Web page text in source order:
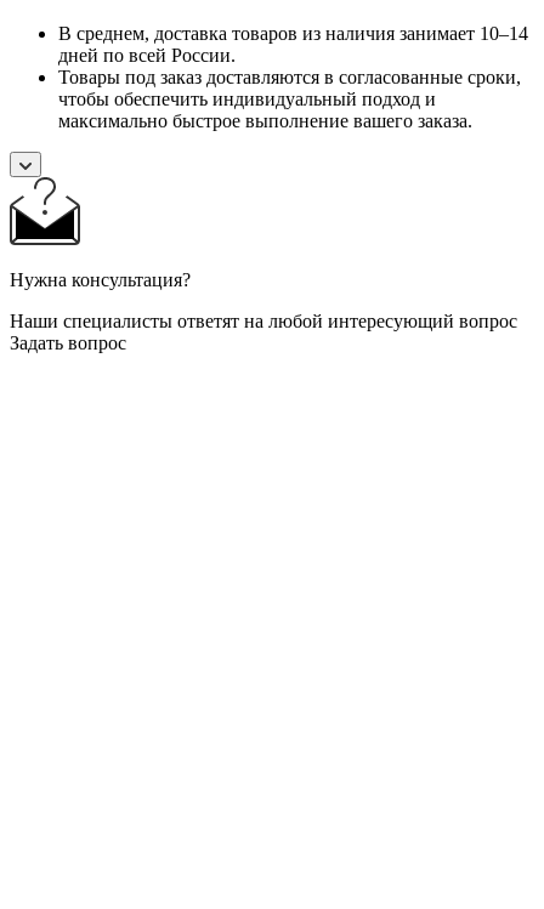
В среднем, доставка товаров из наличия занимает 10–14
дней по всей России.
Товары под заказ доставляются в согласованные сроки,
чтобы обеспечить индивидуальный подход и
максимально быстрое выполнение вашего заказа.
Нужна консультация?
Наши специалисты ответят на любой интересующий вопрос
Задать вопрос